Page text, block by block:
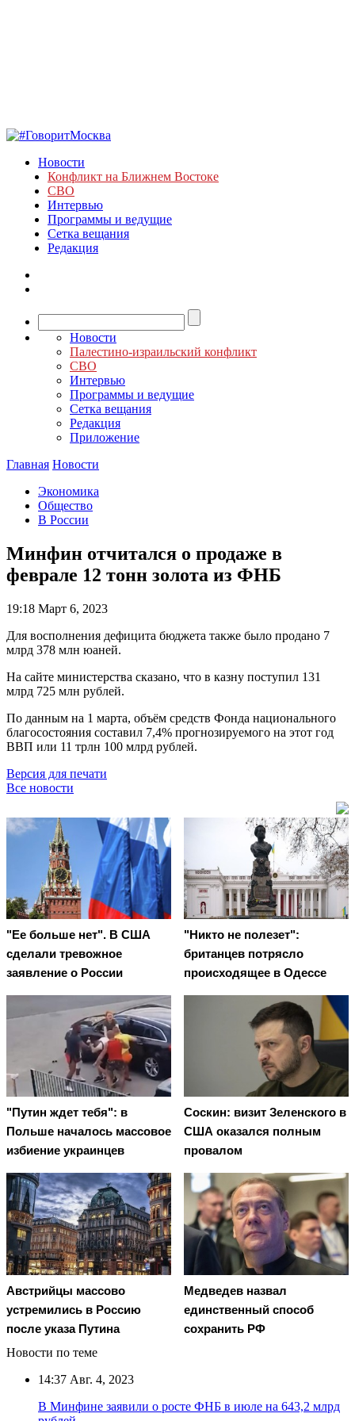
Новости
Конфликт на Ближнем Востоке
СВО
Интервью
Программы и ведущие
Сетка вещания
Редакция
Новости
Палестино-израильский конфликт
СВО
Интервью
Программы и ведущие
Сетка вещания
Редакция
Приложение
Главная Новости
Экономика
Общество
В России
Минфин отчитался о продаже в
феврале 12 тонн золота из ФНБ
19:18 Март 6, 2023
Для восполнения дефицита бюджета также было продано 7
млрд 378 млн юаней.
На сайте министерства сказано, что в казну поступил 131
млрд 725 млн рублей.
По данным на 1 марта, объём средств Фонда национального
благосостояния составил 7,4% прогнозируемого на этот год
ВВП или 11 трлн 100 млрд рублей.
Версия для печати
Все новости
"Ее больше нет". В США
сделали тревожное
заявление о России
"Никто не полезет":
британцев потрясло
происходящее в Одессе
"Путин ждет тебя": в
Польше началось массовое
избиение украинцев
Соскин: визит Зеленского в
США оказался полным
провалом
Австрийцы массово
устремились в Россию
после указа Путина
Медведев назвал
единственный способ
сохранить РФ
Новости по теме
14:37 Авг. 4, 2023
В Минфине заявили о росте ФНБ в июле на 643,2 млрд